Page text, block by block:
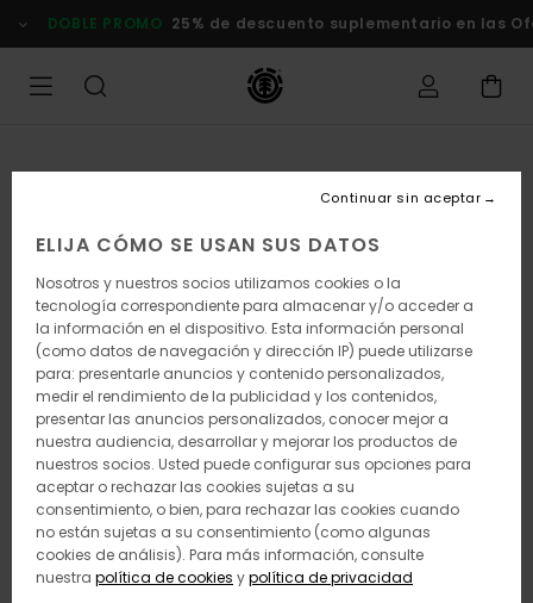
la
DOBLE PROMO 25% de descuento suplementario en las
ELIJA CÓMO SE USAN SUS DATOS
Nosotros y nuestros socios utilizamos cookies o la
tecnología correspondiente para almacenar y/o acceder a
la información en el dispositivo. Esta información personal
(como datos de navegación y dirección IP) puede utilizarse
para: presentarle anuncios y contenido personalizados,
medir el rendimiento de la publicidad y los contenidos,
presentar las anuncios personalizados, conocer mejor a
nuestra audiencia, desarrollar y mejorar los productos de
nuestros socios. Usted puede configurar sus opciones para
aceptar o rechazar las cookies sujetas a su
consentimiento, o bien, para rechazar las cookies cuando
no están sujetas a su consentimiento (como algunas
cookies de análisis). Para más información, consulte
nuestra política de cookies ypolítica de privacidad
Continuar sin aceptar